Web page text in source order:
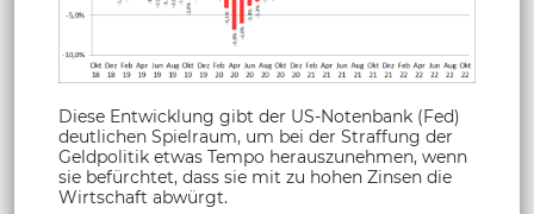
Diese Entwicklung gibt der US-Notenbank (Fed)
deutlichen Spielraum, um bei der Straffung der
Geldpolitik etwas Tempo herauszunehmen, wenn
sie befürchtet, dass sie mit zu hohen Zinsen die
Wirtschaft abwürgt.